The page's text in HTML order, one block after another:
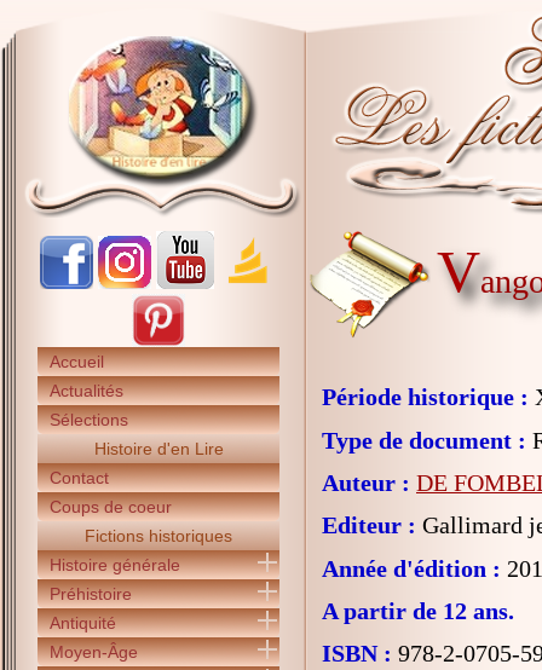
Accueil
Actualités
Sélections
Histoire d'en Lire
Contact
Coups de coeur
Fictions historiques
Histoire générale
Préhistoire
Antiquité
Moyen-Âge
V
Période historique :
Type de document :
Auteur : DE
Editeur : Gallimard
Année d'édition :
A partir de 12 ans.
ISBN : 978-2-0705-